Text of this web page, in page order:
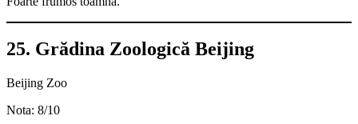
25. Grădina Zoologică Beijing
Beijing Zoo
Nota: 8/10